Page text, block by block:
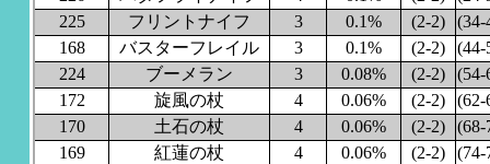
225
フリントナイフ 3 0.1% (2-2)
(34-
168
バスターフレイル 3 0.1% (2-2)
(44-
224
ブーメラン 3 0.08% (2-2)
(54-
172
旋風の杖 4 0.06% (2-2)
(62-
170
土石の杖 4 0.06% (2-2)
(68-
169
紅蓮の杖 4 0.06% (2-2)
(74-